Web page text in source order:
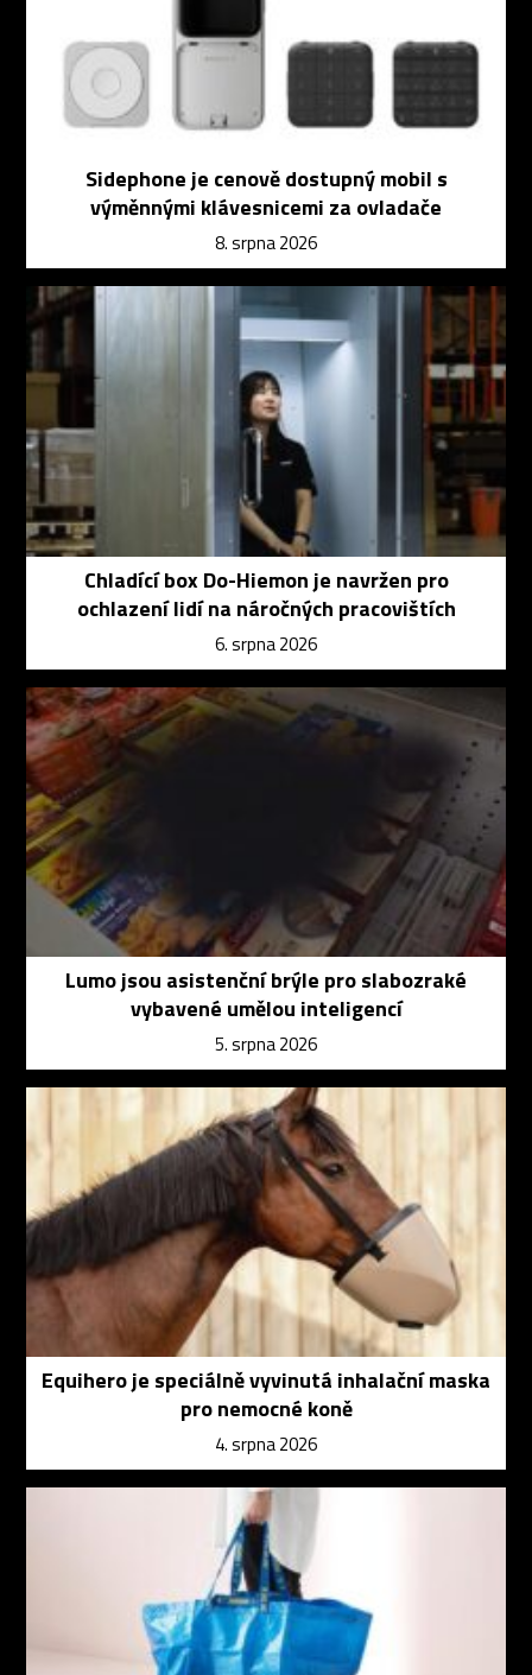
Sidephone je cenově dostupný mobil s
výměnnými klávesnicemi za ovladače
8. srpna 2026
Chladící box Do-Hiemon je navržen pro
ochlazení lidí na náročných pracovištích
6. srpna 2026
Lumo jsou asistenční brýle pro slabozraké
vybavené umělou inteligencí
5. srpna 2026
Equihero je speciálně vyvinutá inhalační maska
pro nemocné koně
4. srpna 2026